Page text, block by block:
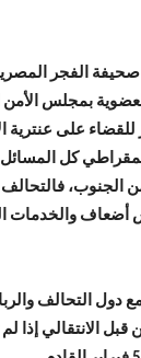
الفجر
بمجلس
على عنترية
كل المسائل
الجنوب، فالتحالف
والخدمات
دول التحالف
الانتقالي إذا